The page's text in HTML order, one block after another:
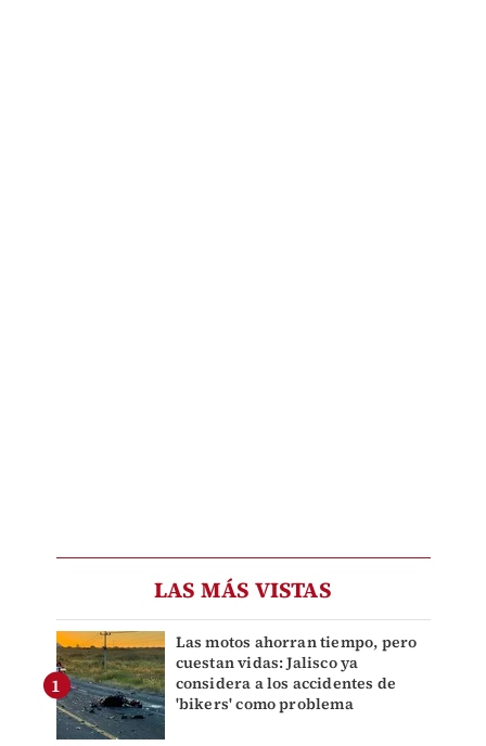
LAS MÁS VISTAS
Las motos ahorran tiempo, pero
cuestan vidas: Jalisco ya
considera a los accidentes de
'bikers' como problema